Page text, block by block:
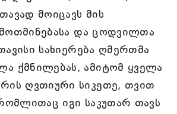
მოიცავს მის
და ცოდვილთა
სახიერება ღმერთმა
ქმნილებას, ამიტომ ყველა
ღვთიური სიკეთე, თვით
იგი საკუთარ თავს